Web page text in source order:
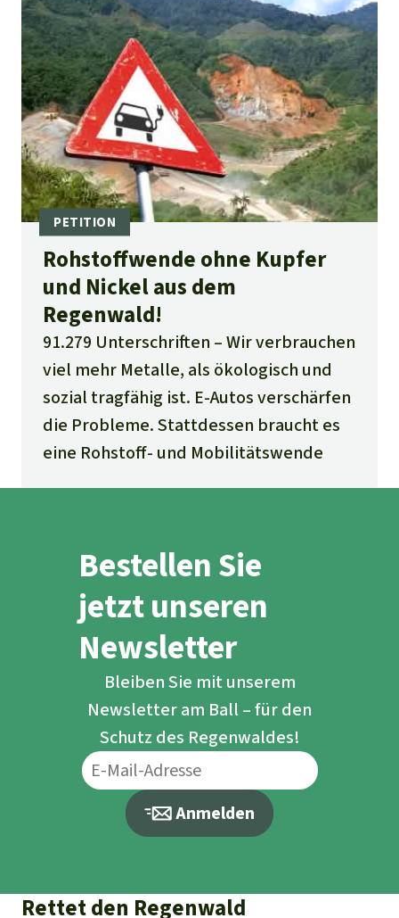
Rohstoffwende ohne Kupfer
und Nickel aus dem
Regenwald!
91.279 Unterschriften
Wir verbrauchen
viel mehr Metalle, als ökologisch und
sozial tragfähig ist. E-Autos verschärfen
die Probleme. Stattdessen braucht es
eine Rohstoff- und Mobilitätswende
Bestellen Sie
jetzt unseren
Newsletter
Bleiben Sie mit unserem
Newsletter am Ball – für den
Schutz des Regenwaldes!
Anmelden
Rettet den Regenwald